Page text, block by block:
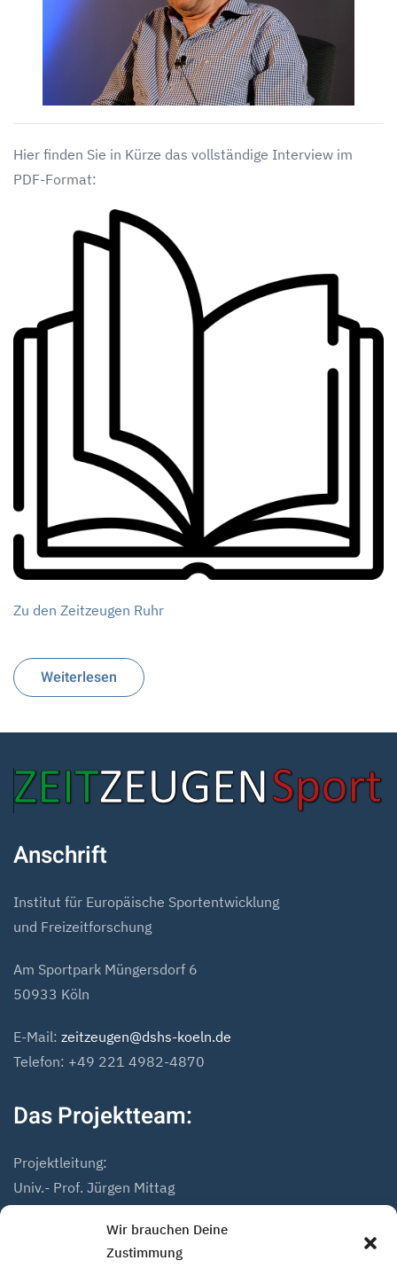
Wir brauchen Deine
Zustimmung
Hier finden Sie in Kürze das vollständige Interview im
PDF-Format:
Zu den Zeitzeugen Ruhr
Weiterlesen
Anschrift
Institut für Europäische Sportentwicklung
und Freizeitforschung
Am Sportpark Müngersdorf 6
50933 Köln
E-Mail: zeitzeugen@dshs-koeln.de
Telefon: +49 221 4982-4870
Das Projektteam:
Projektleitung:
Univ.- Prof. Jürgen Mittag
Projektmitarbeiter: